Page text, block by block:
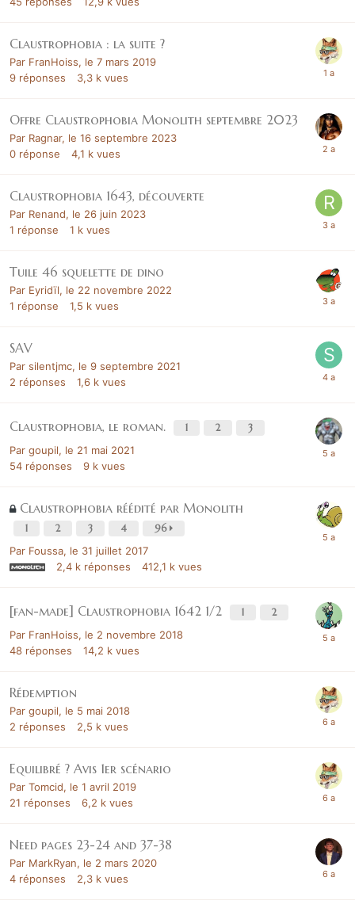
Claustrophobia : la suite ?
Par FranHoiss, le 7 mars 2019
9 réponses 3,3 k vues
Offre Claustrophobia Monolith septembre 2023
Par Ragnar, le 16 septembre 2023
0 réponse 4,1 k vues
Claustrophobia 1643, découverte
Par Renand, le 26 juin 2023
1 réponse 1 k vues
Tuile 46 squelette de dino
Par Eyridïl, le 22 novembre 2022
1 réponse 1,5 k vues
SAV
Par silentjmc, le 9 septembre 2021
2 réponses 1,6 k vues
Claustrophobia, le roman. 1 2 3
Par goupil, le 21 mai 2021
54 réponses 9 k vues
Claustrophobia réédité par Monolith
1 2 3 4 96
Par Foussa, le 31 juillet 2017
2,4 k réponses 412,1 k vues
[fan-made] Claustrophobia 1642 1/2 1 2
Par FranHoiss, le 2 novembre 2018
48 réponses 14,2 k vues
Rédemption
Par goupil, le 5 mai 2018
2 réponses 2,5 k vues
Equilibré ? Avis 1er scénario
Par Tomcid, le 1 avril 2019
21 réponses 6,2 k vues
Need pages 23-24 and 37-38
Par MarkRyan, le 2 mars 2020
4 réponses 2,3 k vues